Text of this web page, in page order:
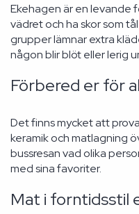
Ekehagen är en levande
vädret och ha skor som
grupper lämnar extra
någon blir blöt eller lerig
Förbered er för
Det finns mycket att
keramik och matlagning
bussresan vad olika
med sina favoriter.
Mat i forntidsstil